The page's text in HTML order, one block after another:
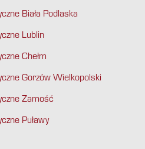
Biała Podlaska
Lublin
Chełm
Gorzów Wielkopolski
Zamość
Puławy